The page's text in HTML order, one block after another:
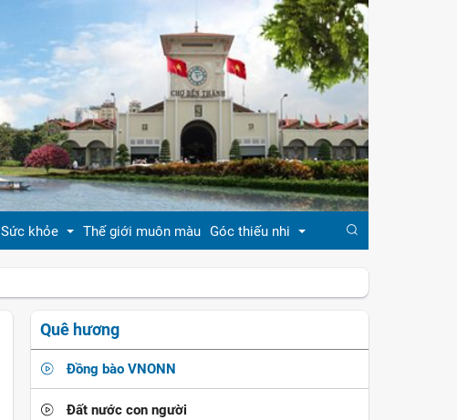
Sức khỏe
Sống đẹp
Sống khỏe
Làm đẹp
Thế giới muôn màu Góc thiếu nhi
Ca dao - tục ngữ
Đồng dao
Quê hương
Đồng bào VNONN
Đất nước con người